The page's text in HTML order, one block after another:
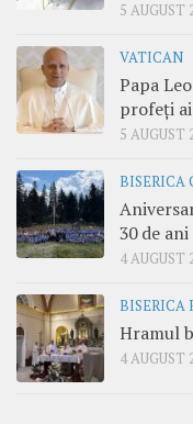
5 AUGUST
VATICAN
Papa
profeți
5 AUGUST
BISERICA
30 de
4 AUGUST
BISERICA
Hramul
4 AUGUST